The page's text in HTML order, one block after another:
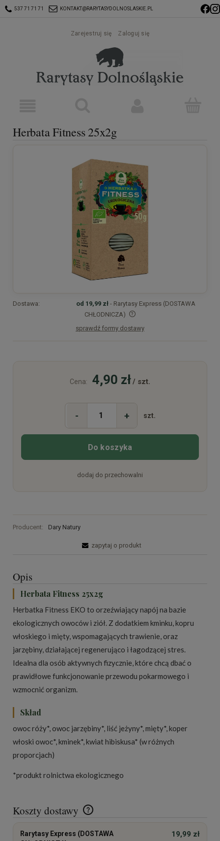
537 71 71 71 KONTAKT@RARYTASYDOLNOSLASKIE.PL
Zarejestruj się Zaloguj się
Herbata Fitness 25x2g
Dostawa: od 19,99 zł - Rarytasy Express (DOSTAWA
CHŁODNICZA)
Cena nie zawiera ewentualnych kosztów płatności
sprawdź formy dostawy
Cena: 4,90 zł/ szt.
- + szt.
Do koszyka
dodaj do przechowalni
Producent: Dary Natury
zapytaj o produkt
Opis
Herbata Fitness 25x2g
Herbatka Fitness EKO to orzeźwiający napój na bazie
ekologicznych owoców i ziół. Z dodatkiem kminku, kopru
włoskiego i mięty, wspomagających trawienie, oraz
jarzębiny, działającej regenerująco i łagodzącej stres.
Idealna dla osób aktywnych fizycznie, które chcą dbać o
prawidłowe funkcjonowanie przewodu pokarmowego i
wzmocnić organizm.
Skład
owoc róży*, owoc jarzębiny*, liść jeżyny*, mięty*, koper
włoski owoc*, kminek*, kwiat hibiskusa* (w różnych
proporcjach)
*produkt rolnictwa ekologicznego
Koszty dostawy
Cena nie zawiera ewentualnych kosztów płatności
Rarytasy Express (DOSTAWA
19,99 zł